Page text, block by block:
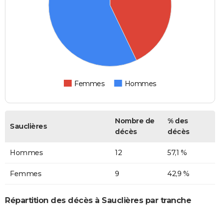
Femmes Hommes
Sauclières
Nombre de
décès
% des
décès
Hommes 12 57,1 %
Femmes 9 42,9 %
Répartition des décès à Sauclières par tranche